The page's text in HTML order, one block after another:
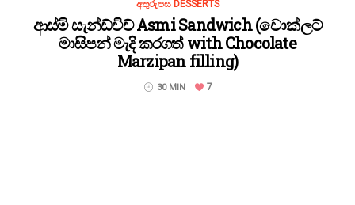
අතුරුපස DESSERTS
ආස්මි සැන්ඩ්විච් Asmi Sandwich (චොක්ලට්
මාසිපන් මැදි කරගත් with Chocolate
Marzipan filling)
30 MIN 7